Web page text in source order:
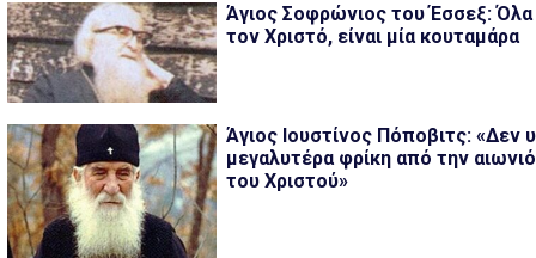
Άγιος Σοφρώνιος του Έσσεξ:
τον Χριστό, είναι μία κουταμάρα
Άγιος Ιουστίνος Πόποβιτς: «Δεν
μεγαλυτέρα φρίκη από την
του Χριστού»